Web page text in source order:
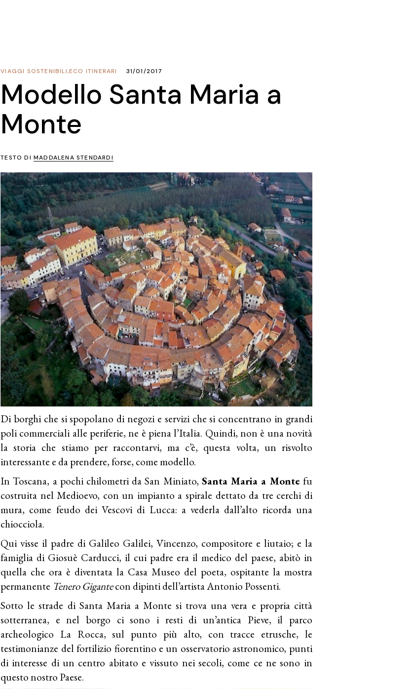
ECO ITINERARI
,
VIAGGI SOSTENIBILI 31/01/2017
Modello Santa Maria a
Monte
TESTO DI MADDALENA STENDARDI
Di borghi che si spopolano di negozi e servizi che si concentrano in grandi
poli commerciali alle periferie, ne è piena l’Italia. Quindi, non è una novità
la storia che stiamo per raccontarvi, ma c’è, questa volta, un risvolto
interessante e da prendere, forse, come modello.
In Toscana, a pochi chilometri da San Miniato, Santa Maria a Montefu
costruita nel Medioevo, con un impianto a spirale dettato da tre cerchi di
mura, come feudo dei Vescovi di Lucca: a vederla dall’alto ricorda una
chiocciola.
Qui visse il padre di Galileo Galilei, Vincenzo, compositore e liutaio; e la
famiglia di Giosuè Carducci, il cui padre era il medico del paese, abitò in
quella che ora è diventata la Casa Museo del poeta, ospitante la mostra
permanente Tenero Gigantecon dipinti dell’artista Antonio Possenti.
Sotto le strade di Santa Maria a Monte si trova una vera e propria città
sotterranea, e nel borgo ci sono i resti di un’antica Pieve, il parco
archeologico La Rocca, sul punto più alto, con tracce etrusche, le
testimonianze del fortilizio fiorentino e un osservatorio astronomico, punti
di interesse di un centro abitato e vissuto nei secoli, come ce ne sono in
questo nostro Paese.